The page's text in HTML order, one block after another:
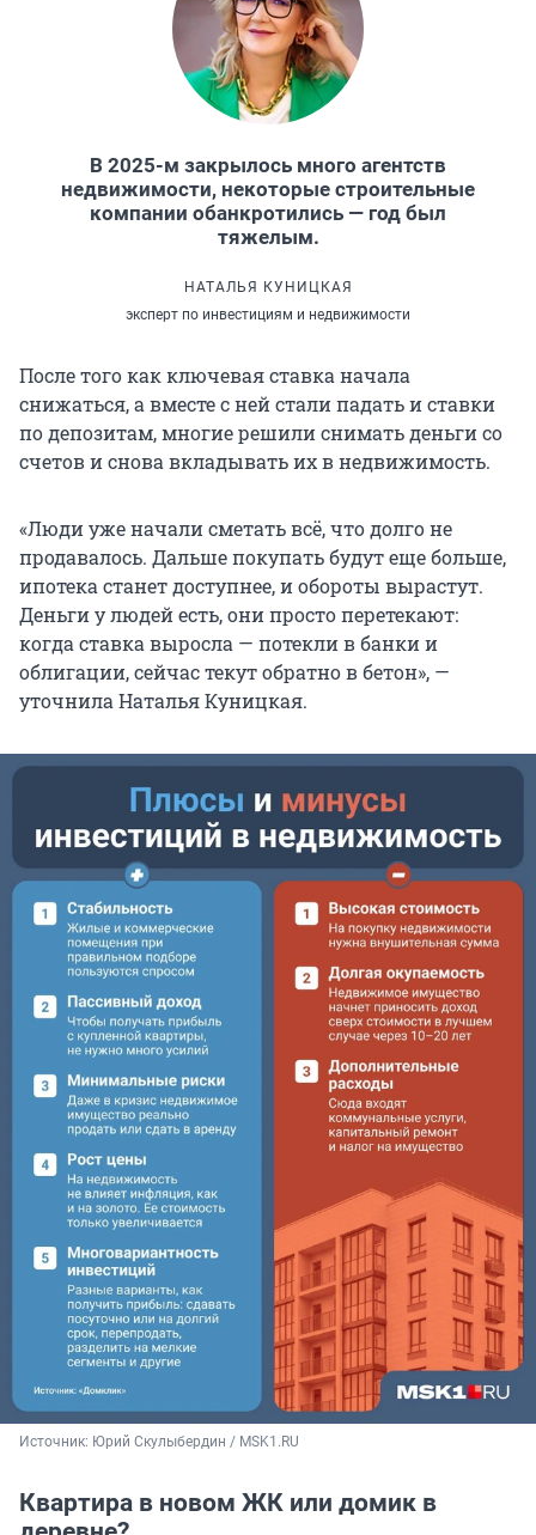
В 2025-м закрылось много агентств
недвижимости, некоторые строительные
компании обанкротились — год был
тяжелым.
НАТАЛЬЯ КУНИЦКАЯ
эксперт по инвестициям и недвижимости
После того как ключевая ставка начала
снижаться, а вместе с ней стали падать и ставки
по депозитам, многие решили снимать деньги со
счетов и снова вкладывать их в недвижимость.
«Люди уже начали сметать всё, что долго не
продавалось. Дальше покупать будут еще больше,
ипотека станет доступнее, и обороты вырастут.
Деньги у людей есть, они просто перетекают:
когда ставка выросла — потекли в банки и
облигации, сейчас текут обратно в бетон», —
уточнила Наталья Куницкая.
Источник: Юрий Скулыбердин / MSK1.RU
Квартира в новом ЖК или домик в